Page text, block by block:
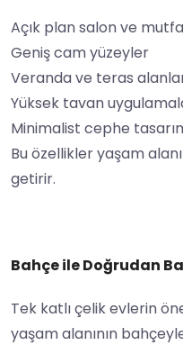
Açık plan salon ve
Geniş cam yüzeyler
Veranda ve teras
Yüksek tavan
Minimalist cephe
Bu özellikler yaşam
getirir.
Bahçe ile Doğrudan
Tek katlı çelik evlerin
yaşam alanının